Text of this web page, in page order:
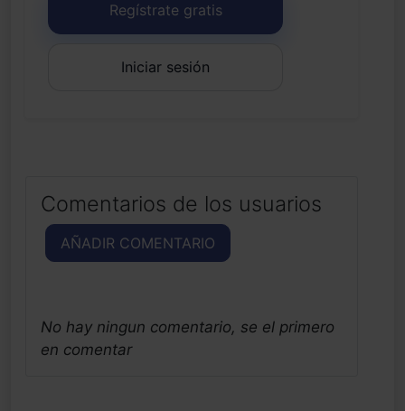
Regístrate gratis
Iniciar sesión
Comentarios de los usuarios
AÑADIR COMENTARIO
No hay ningun comentario, se el primero
en comentar